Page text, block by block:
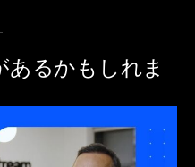
あるかもしれま